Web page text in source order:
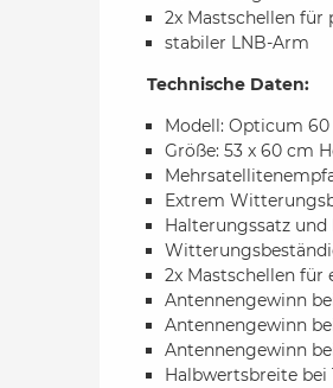
2x Mastschellen für
stabiler LNB-Arm
Technische Daten:
Modell: Opticum 60
Größe: 53 x 60 cm
Extrem
Halterungssatz
2x Mastschellen für
Antennengewinn bei
Antennengewinn bei
Antennengewinn bei
Halbwertsbreite bei